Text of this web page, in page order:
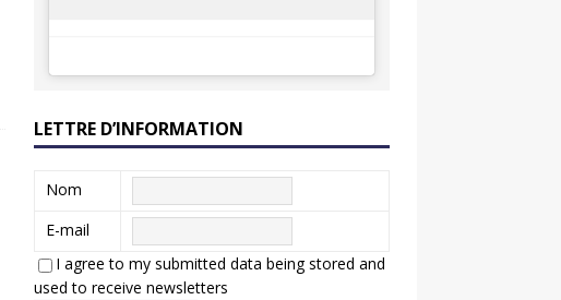
LETTRE D’INFORMATION
Nom
E-mail
I agree to my submitted data being stored and
used to receive newsletters